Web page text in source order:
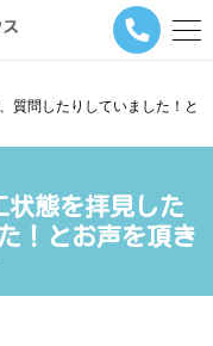
メ
ー
ビ
ョ
ン
タ
質問したりしていました！と
状態を拝見した
！とお声を頂き